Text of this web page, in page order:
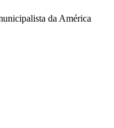
da América